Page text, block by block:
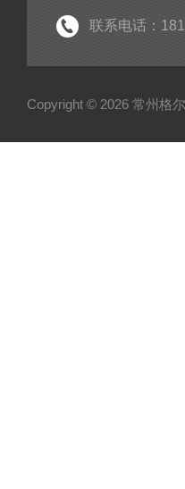
联系电话：
Copyright © 2026 常州格